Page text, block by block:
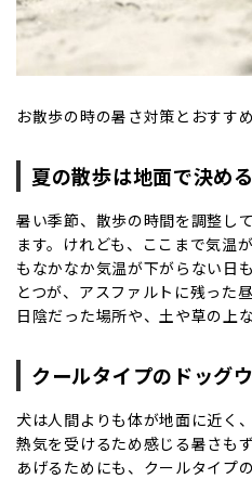
お散歩の時の暑さ対策とおすす
夏の散歩は地面で決める
暑い季節、散歩の時間を調整し
ます。けれども、ここまで気温
もなかなか気温が下がらない日
とつが、アスファルトに残った
日陰だった場所や、土や草の上
クールタイプのドッグ
犬は人間よりも体が地面に近く
熱気を受けるため感じる暑さも
あげるためにも、クールタイプ